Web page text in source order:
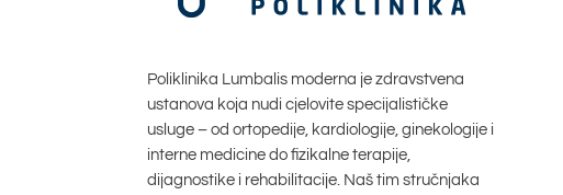
Poliklinika Lumbalis moderna je zdravstvena
ustanova koja nudi cjelovite specijalističke
usluge – od ortopedije, kardiologije, ginekologije i
interne medicine do fizikalne terapije,
dijagnostike i rehabilitacije. Naš tim stručnjaka